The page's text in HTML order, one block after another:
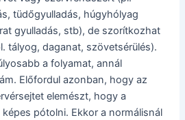
tüdőgyulladás, húgyhólyag
gyulladás, stb), de szorítkozhat
tályog, daganat, szövetsérülés).
a folyamat, annál
Előfordul azonban, hogy az
elemészt, hogy a
pótolni. Ekkor a normálisnál